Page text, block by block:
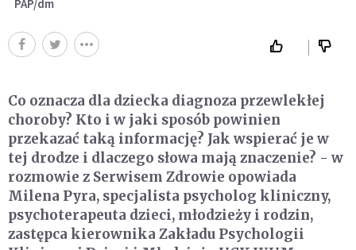
PAP/dm
Co oznacza dla dziecka diagnoza przewlekłej
choroby? Kto i w jaki sposób powinien
przekazać taką informację? Jak wspierać je w
tej drodze i dlaczego słowa mają znaczenie? - w
rozmowie z Serwisem Zdrowie opowiada
Milena Pyra, specjalista psycholog kliniczny,
psychoterapeuta dzieci, młodzieży i rodzin,
zastępca kierownika Zakładu Psychologii